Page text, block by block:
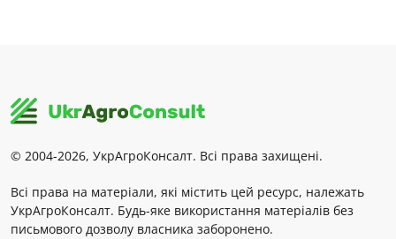
© 2004-2026, УкрАгроКонсалт. Всі права захищені.
Всі права на матеріали, які містить цей ресурс, належать
УкрАгроКонсалт. Будь-яке використання матеріалів без
письмового дозволу власника заборонено.